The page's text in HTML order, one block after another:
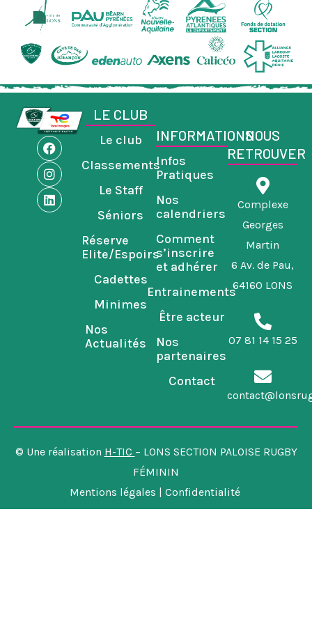
F
a
c
e
b
o
o
I
n
s
t
a
g
r
L
i
n
k
e
d
i
LE CLUB
Le club
Classements
Le Staff
Séniors
Réserve
Elite/Espoirs
Cadettes
Minimes
Nos
Actualités
INFORMATIONS
Infos
Pratiques
Nos
calendriers
Comment
s’inscrire
et adhérer
Entrainements
Être acteur
Nos
partenaires
Contact
NOUS
RETROUVER
Complexe
Georges
Martin
6 Av. de Pau,
64160 LONS
07 81 14 15 25
© Une réalisation H-TIC – LONS SECTION PALOISE RUGBY
FÉMININ
Mentions légales | Confidentialité